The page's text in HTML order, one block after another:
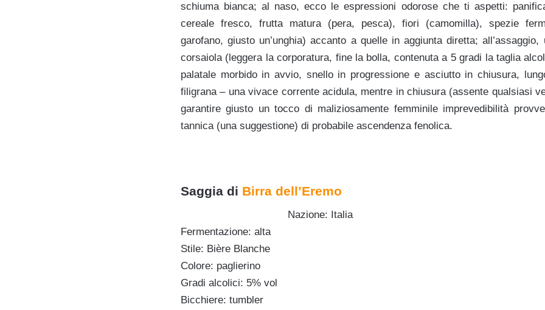
schiuma bianca; al naso, ecco le espressioni odorose che ti aspetti:
cereale fresco, frutta matura (pera, pesca), fiori (camomilla), spezie
garofano, giusto un’unghia) accanto a quelle in aggiunta diretta;
corsaiola (leggera la corporatura, fine la bolla, contenuta a 5 gradi la taglia
palatale morbido in avvio, snello in progressione e asciutto in chiusura,
filigrana – una vivace corrente acidula, mentre in chiusura (assente qualsiasi
garantire giusto un tocco di maliziosamente femminile imprevedibilità
tannica (una suggestione) di probabile ascendenza fenolica.
Saggia di Birra dell’Eremo
Nazione: Italia
Fermentazione: alta
Stile: Bière Blanche
Colore: paglierino
Gradi alcolici: 5% vol
Bicchiere: tumbler